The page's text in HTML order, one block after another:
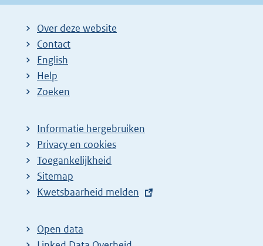
Over deze website
Contact
English
Help
Zoeken
Informatie hergebruiken
Privacy en cookies
Toegankelijkheid
Sitemap
E
t
e
Kwetsbaarheid melden
Open data